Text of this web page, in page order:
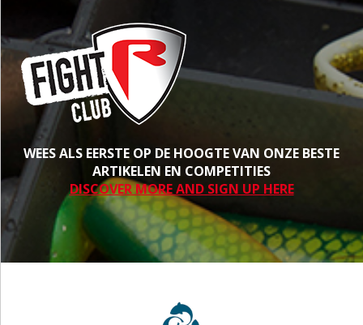
WEES ALS EERSTE OP DE HOOGTE VAN ONZE BESTE
ARTIKELEN EN COMPETITIES
DISCOVER MORE AND SIGN UP HERE